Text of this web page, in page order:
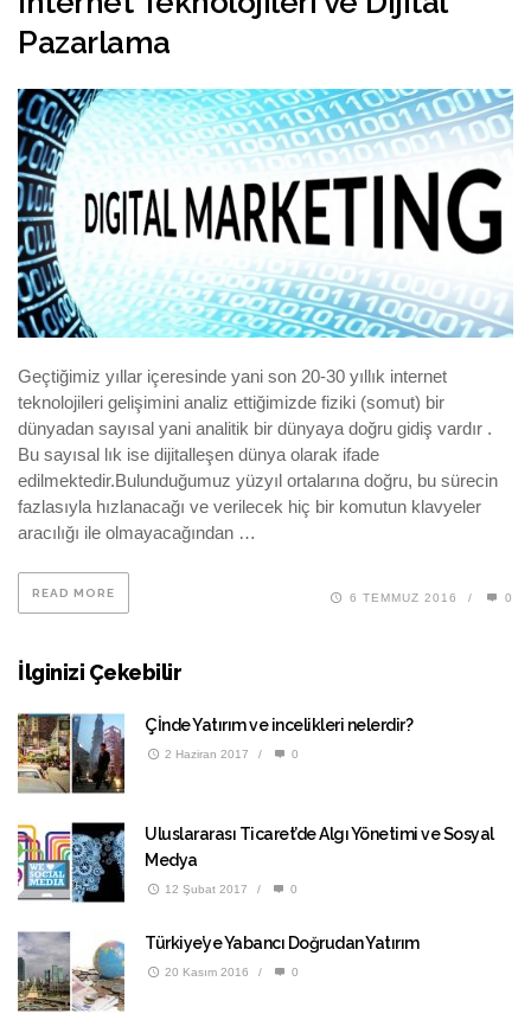
Pazarlama
Geçtiğimiz yıllar içeresinde yani son 20-30 yıllık internet
teknolojileri gelişimini analiz ettiğimizde fiziki (somut) bir
dünyadan sayısal yani analitik bir dünyaya doğru gidiş vardır .
Bu sayısal lık ise dijitalleşen dünya olarak ifade
edilmektedir.Bulunduğumuz yüzyıl ortalarına doğru, bu sürecin
fazlasıyla hızlanacağı ve verilecek hiç bir komutun klavyeler
aracılığı ile olmayacağından …
READ MORE 6 TEMMUZ 2016 / 0
İlginizi Çekebilir
Çİnde Yatırım ve incelikleri nelerdir?
2 Haziran 2017 / 0
Uluslararası Ticaret’de Algı Yönetimi ve Sosyal
Medya
12 Şubat 2017 / 0
Türkiye’ye Yabancı Doğrudan Yatırım
20 Kasım 2016 / 0